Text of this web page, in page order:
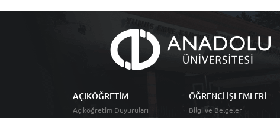
AÇIKÖĞRETİM
Açıköğretim Duyuruları
ÖĞRENCİ İŞLEMLERİ
Bilgi ve Belgeler